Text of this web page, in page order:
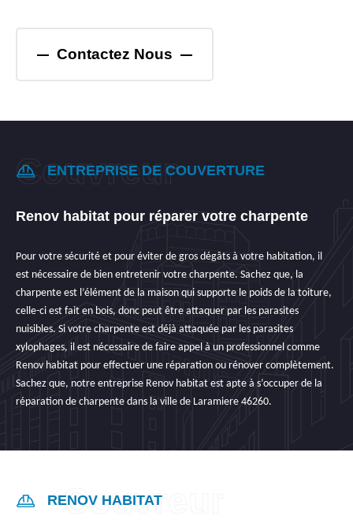
Contactez Nous
ENTREPRISE DE COUVERTURE
Renov habitat pour réparer votre charpente
Pour votre sécurité et pour éviter de gros dégâts à votre habitation, il
est nécessaire de bien entretenir votre charpente. Sachez que, la
charpente est l’élément de la maison qui supporte le poids de la toiture,
celle-ci est fait en bois, donc peut être attaquer par les parasites
nuisibles. Si votre charpente est déjà attaquée par les parasites
xylophages, il est nécessaire de faire appel à un professionnel comme
Renov habitat pour effectuer une réparation ou rénover complètement.
Sachez que, notre entreprise Renov habitat est apte à s’occuper de la
réparation de charpente dans la ville de Laramiere 46260.
RENOV HABITAT